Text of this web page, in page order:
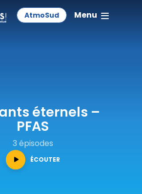
AtmoSud Menu
éternels –
PFAS
3 épisodes
ÉCOUTER